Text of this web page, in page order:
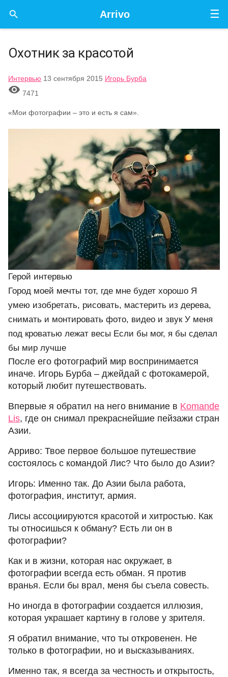
☰
Arrivo

Охотник за красотой
Интервью 13 сентября 2015 Игорь Бурба
 7471
«Мои фотографии – это и есть я сам».
Герой интервью
Город моей мечты тот, где мне будет хорошо Я
умею изобретать, рисовать, мастерить из дерева,
снимать и монтировать фото, видео и звук У меня
под кроватью лежат весы Если бы мог, я бы сделал
бы мир лучше
После его фотографий мир воспринимается
иначе. Игорь Бурба – джейдай с фотокамерой,
который любит путешествовать.
Впервые я обратил на него внимание в Komande
Lis, где он снимал прекраснейшие пейзажи стран
Азии.
Арриво: Твое первое большое путешествие
состоялось с командой Лис? Что было до Азии?
Игорь: Именно так. До Азии была работа,
фотография, институт, армия.
Лисы ассоциируются красотой и хитростью. Как
ты относишься к обману? Есть ли он в
фотографии?
Как и в жизни, которая нас окружает, в
фотографии всегда есть обман. Я против
вранья. Если бы врал, меня бы съела совесть.
Но иногда в фотографии создается иллюзия,
которая украшает картину в голове у зрителя.
Я обратил внимание, что ты откровенен. Не
только в фотографии, но и высказываниях.
Именно так, я всегда за честность и открытость,